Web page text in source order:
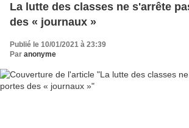
La lutte des classes ne s'arrête
des « journaux »
Publié le 10/01/2021 à 23:39
Par anonyme